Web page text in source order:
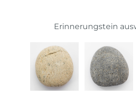
Erinnerungstein